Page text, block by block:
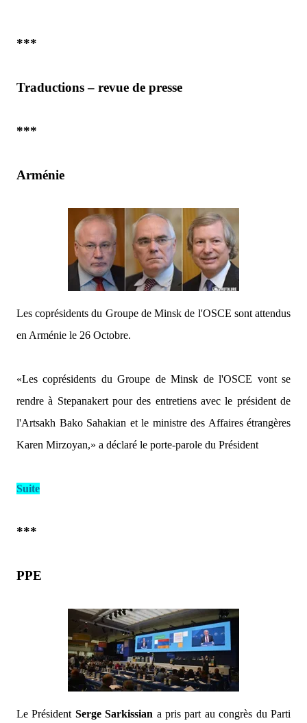
***
Traductions – revue de presse
***
Arménie
Les coprésidents du Groupe de Minsk de l'OSCE sont attendus
en Arménie le 26 Octobre.
«Les coprésidents du Groupe de Minsk de l'OSCE vont se
rendre à Stepanakert pour des entretiens avec le président de
l'Artsakh Bako Sahakian et le ministre des Affaires étrangères
Karen Mirzoyan,» a déclaré le porte-parole du Président
Suite
***
PPE
Le Président Serge Sarkissian a pris part au congrès du Parti